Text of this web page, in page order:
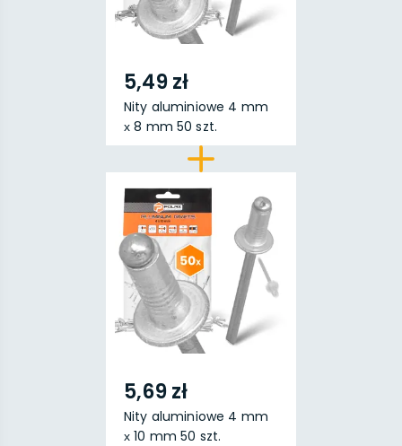
5,49 zł
Nity aluminiowe 4 mm
х 8 mm 50 szt.
5,69 zł
Nity aluminiowe 4 mm
х 10 mm 50 szt.